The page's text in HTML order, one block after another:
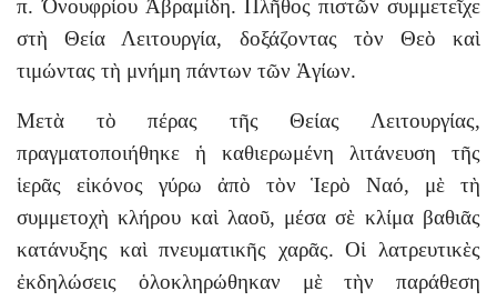
π. Ὀνουφρίου Ἀβραμίδη. Πλῆθος πιστῶν συμμετεῖχε
στὴ Θεία Λειτουργία, δοξάζοντας τὸν Θεὸ καὶ
τιμώντας τὴ μνήμη πάντων τῶν Ἁγίων.
Μετὰ τὸ πέρας τῆς Θείας Λειτουργίας,
πραγματοποιήθηκε ἡ καθιερωμένη λιτάνευση τῆς
ἱερᾶς εἰκόνος γύρω ἀπὸ τὸν Ἱερὸ Ναό, μὲ τὴ
συμμετοχὴ κλήρου καὶ λαοῦ, μέσα σὲ κλίμα βαθιᾶς
κατάνυξης καὶ πνευματικῆς χαρᾶς. Οἱ λατρευτικὲς
ἐκδηλώσεις ὁλοκληρώθηκαν μὲ τὴν παράθεση